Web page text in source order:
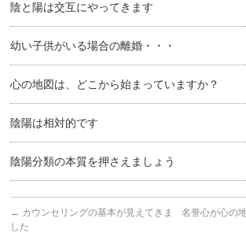
陰と陽は交互にやってきます
幼い子供がいる場合の離婚・・・
心の地図は、どこから始まっていますか？
陰陽は相対的です
陰陽分類の本質を押さえましょう
← カウンセリングの基本が見えてきま
した
名誉心が心の